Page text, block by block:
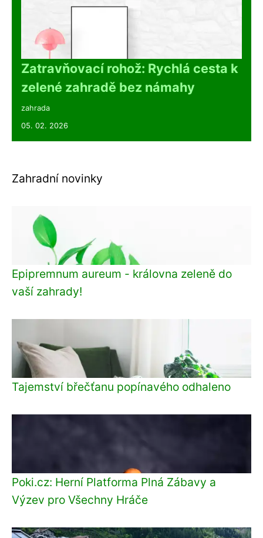
Zatravňovací rohož: Rychlá cesta k
zelené zahradě bez námahy
zahrada
05. 02. 2026
Zahradní novinky
Epipremnum aureum - královna zeleně do
vaší zahrady!
Tajemství břečťanu popínavého odhaleno
Poki.cz: Herní Platforma Plná Zábavy a
Výzev pro Všechny Hráče